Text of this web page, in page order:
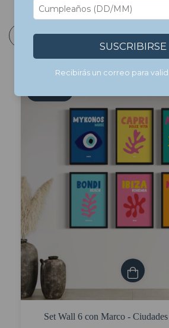
Filtrar
Set Wall 6 con Marco -
SUSCRIBIRSE
Recibirás un correo para